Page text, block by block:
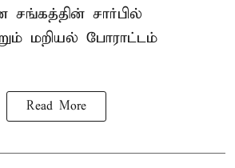
சங்கத்தின் சார்பில்
மறியல் போராட்டம்
Read More